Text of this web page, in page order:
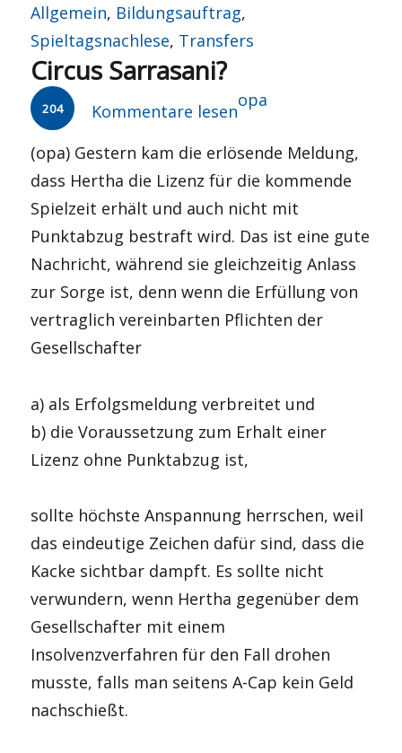
am
Allgemein, Bildungsauftrag,
Spieltagsnachlese, Transfers
Circus Sarrasani?
204 Kommentare lesen
Autor
opa
(opa) Gestern kam die erlösende Meldung,
dass Hertha die Lizenz für die kommende
Spielzeit erhält und auch nicht mit
Punktabzug bestraft wird. Das ist eine gute
Nachricht, während sie gleichzeitig Anlass
zur Sorge ist, denn wenn die Erfüllung von
vertraglich vereinbarten Pflichten der
Gesellschafter
a) als Erfolgsmeldung verbreitet und
b) die Voraussetzung zum Erhalt einer
Lizenz ohne Punktabzug ist,
sollte höchste Anspannung herrschen, weil
das eindeutige Zeichen dafür sind, dass die
Kacke sichtbar dampft. Es sollte nicht
verwundern, wenn Hertha gegenüber dem
Gesellschafter mit einem
Insolvenzverfahren für den Fall drohen
musste, falls man seitens A-Cap kein Geld
nachschießt.